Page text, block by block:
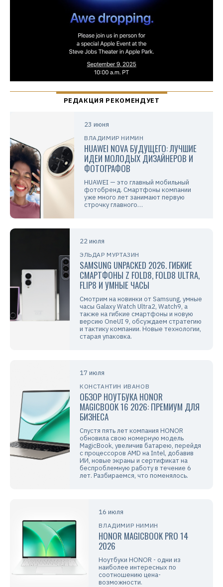
23 июня
ВЛАДИМИР НИМИН
HUAWEI NOVA БУДУЩЕГО: ЛУЧШИЕ
ИДЕИ МОЛОДЫХ ДИЗАЙНЕРОВ И
ФОТОГРАФОВ
HUAWEI — это главный мобильный
фотобренд. Смартфоны компании
уже много лет занимают первую
строчку главного…
22 июля
ЭЛЬДАР МУРТАЗИН
SAMSUNG UNPACKED 2026. ГИБКИЕ
СМАРТФОНЫ Z FOLD8, FOLD8 ULTRA,
FLIP8 И УМНЫЕ ЧАСЫ
Смотрим на новинки от Samsung, умные
часы Galaxy Watch Ultra2, Watch9, а
также на гибкие смартфоны и новую
версию OneUI 9, обсуждаем стратегию
и тактику компании. Новые технологии,
старая упаковка.
17 июля
КОНСТАНТИН ИВАНОВ
ОБЗОР НОУТБУКА HONOR
MAGICBOOK 16 2026: ПРЕМИУМ ДЛЯ
БИЗНЕСА
Спустя пять лет компания HONOR
обновила свою номерную модель
MagicBook, увеличив батарею, перейдя
с процессоров AMD на Intel, добавив
ИИ, новые экраны и сертификат на
беспроблемную работу в течение 6
лет. Разбираемся, что поменялось.
16 июля
ВЛАДИМИР НИМИН
HONOR MAGICBOOK PRO 14
2026
Ноутбуки HONOR - одни из
наиболее интересных по
соотношению цена-
возможности.